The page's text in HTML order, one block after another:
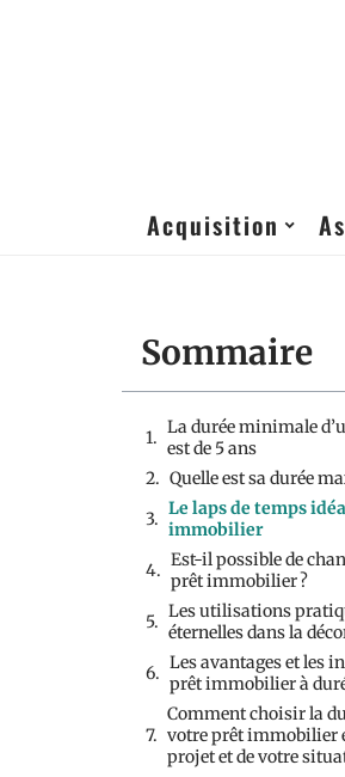
Acquisition
Sommaire
La durée minimale
est de 5 ans
Quelle est sa durée
Le laps de temps
immobilier
Est-il possible de
prêt immobilier ?
Les utilisations
éternelles dans la
Les avantages et les
prêt immobilier à
Comment choisir la
votre prêt immobilier
projet et de votre